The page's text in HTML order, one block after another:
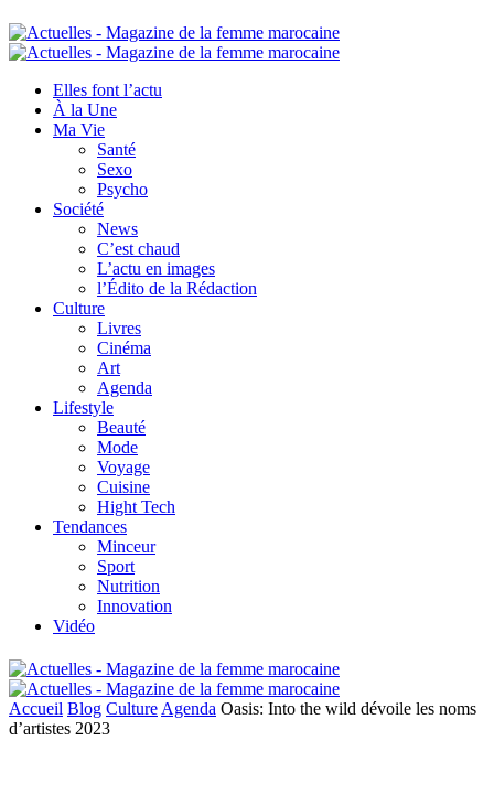
Elles font l’actu
À la Une
Ma Vie
Santé
Sexo
Psycho
Société
News
C’est chaud
L’actu en images
l’Édito de la Rédaction
Culture
Livres
Cinéma
Art
Agenda
Lifestyle
Beauté
Mode
Voyage
Cuisine
Hight Tech
Tendances
Minceur
Sport
Nutrition
Innovation
Vidéo
Accueil Blog Culture Agenda Oasis: Into the wild dévoile les noms
d’artistes 2023